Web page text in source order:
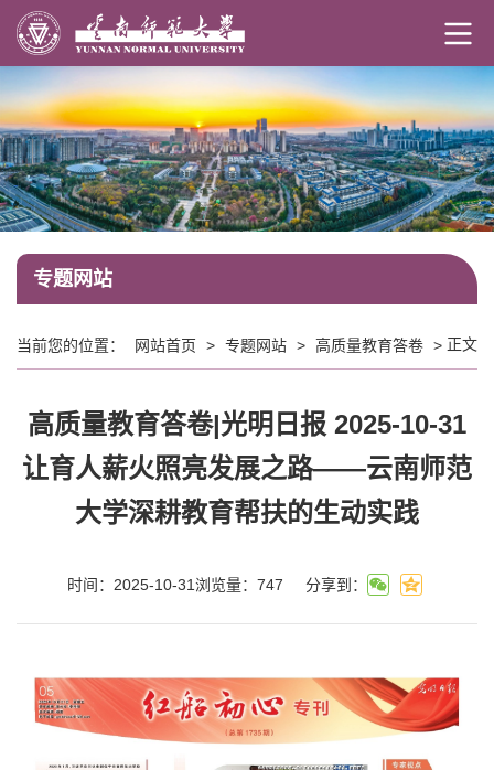
专题网站
当前您的位置： 网站首页 > 专题网站 > 高质量教育答卷 > 正文
高质量教育答卷|光明日报 2025-10-31
让育人薪火照亮发展之路——云南师范
大学深耕教育帮扶的生动实践
时间：2025-10-31浏览量： 747 分享到：